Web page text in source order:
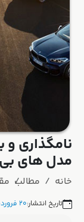
نامگذاری
مدل های
خانه مطالب
تاریخ انتشار:۲۰ فروردین ۱۴۰۴